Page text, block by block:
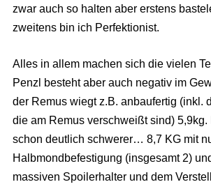
zwar auch so halten aber erstens
zweitens bin ich Perfektionist.
Alles in allem machen sich die vielen
Penzl besteht aber auch negativ im
der Remus wiegt z.B. anbaufertig (inkl.
die am Remus verschweißt sind) 5,9kg.
schon deutlich schwerer… 8,7 KG mit
Halbmondbefestigung (insgesamt 2)
massiven Spoilerhalter und dem